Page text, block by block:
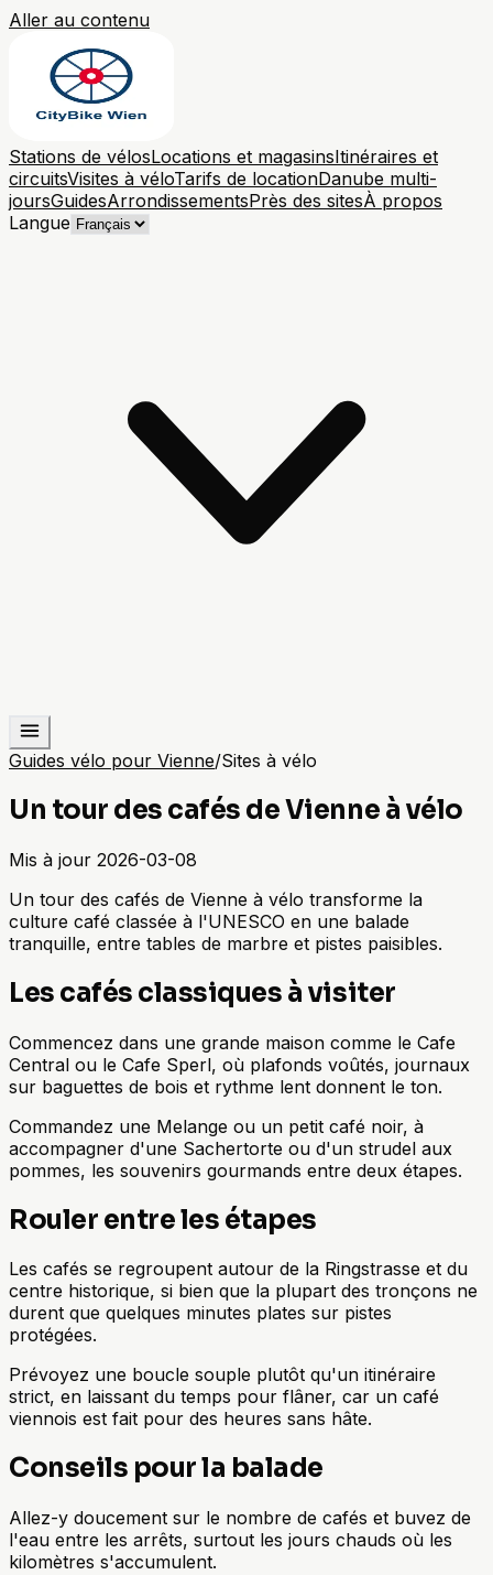
Aller au contenu
Stations de vélosLocations et magasinsItinéraires et
circuitsVisites à véloTarifs de locationDanube multi-
joursGuidesArrondissementsPrès des sitesÀ propos
Langue
Guides vélo pour Vienne/Sites à vélo
Un tour des cafés de Vienne à vélo
Mis à jour 2026-03-08
Un tour des cafés de Vienne à vélo transforme la
culture café classée à l'UNESCO en une balade
tranquille, entre tables de marbre et pistes paisibles.
Les cafés classiques à visiter
Commencez dans une grande maison comme le Cafe
Central ou le Cafe Sperl, où plafonds voûtés, journaux
sur baguettes de bois et rythme lent donnent le ton.
Commandez une Melange ou un petit café noir, à
accompagner d'une Sachertorte ou d'un strudel aux
pommes, les souvenirs gourmands entre deux étapes.
Rouler entre les étapes
Les cafés se regroupent autour de la Ringstrasse et du
centre historique, si bien que la plupart des tronçons ne
durent que quelques minutes plates sur pistes
protégées.
Prévoyez une boucle souple plutôt qu'un itinéraire
strict, en laissant du temps pour flâner, car un café
viennois est fait pour des heures sans hâte.
Conseils pour la balade
Allez-y doucement sur le nombre de cafés et buvez de
l'eau entre les arrêts, surtout les jours chauds où les
kilomètres s'accumulent.